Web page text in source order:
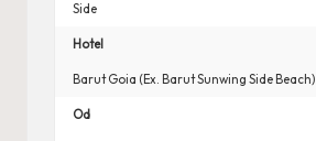
Side
Hotel
Barut Goia (Ex. Barut Sunwing Side Beach)
Od